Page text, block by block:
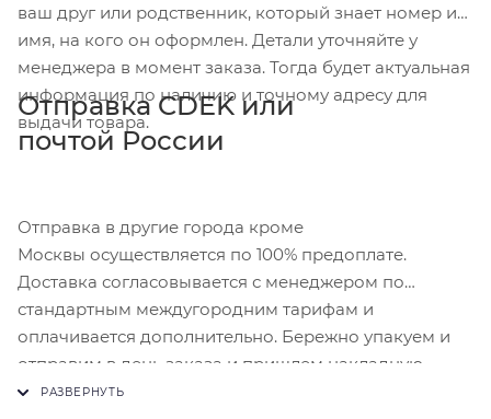
ваш друг или родственник, который знает номер и
имя, на кого он оформлен. Детали уточняйте у
менеджера в момент заказа. Тогда будет актуальная
информация по наличию и точному адресу для
выдачи товара.
Отправка CDEK или
почтой России
Отправка в другие города кроме
Москвы осуществляется по 100% предоплате.
Доставка согласовывается с менеджером по
стандартным междугородним тарифам и
оплачивается дополнительно. Бережно упакуем и
отправим в день заказа и пришлем накладную.